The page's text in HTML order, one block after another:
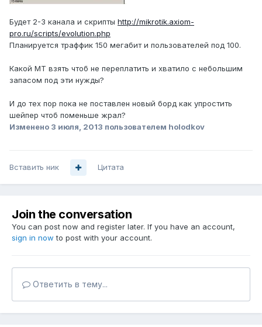
Будет 2-3 канала и скрипты http://mikrotik.axiom-
pro.ru/scripts/evolution.php
Планируется траффик 150 мегабит и пользователей под 100.
Какой MT взять чтоб не переплатить и хватило с небольшим
запасом под эти нужды?
И до тех пор пока не поставлен новый борд как упростить
шейпер чтоб поменьше жрал?
Изменено 3 июля, 2013 пользователем holodkov
Вставить ник Цитата
Join the conversation
You can post now and register later. If you have an account,
sign in now to post with your account.
Ответить в тему...